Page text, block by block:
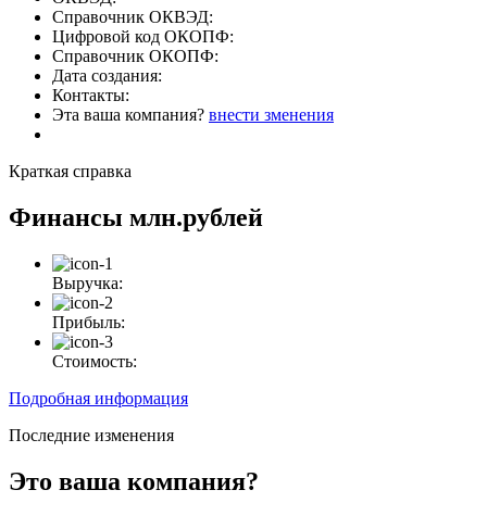
Справочник ОКВЭД:
Цифровой код ОКОПФ:
Справочник ОКОПФ:
Дата создания:
Контакты:
Эта ваша компания? внести зменения
Краткая справка
Финансы млн.рублей
Выручка:
Прибыль:
Стоимость:
Подробная информация
Последние изменения
Это ваша компания?